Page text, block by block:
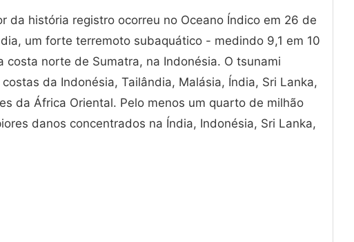
da história registro ocorreu no Oceano Índico em 26 de
um forte terremoto subaquático - medindo 9,1 em 10
costa norte de Sumatra, na Indonésia. O tsunami
da Indonésia, Tailândia, Malásia, Índia, Sri Lanka,
da África Oriental. Pelo menos um quarto de milhão
danos concentrados na Índia, Indonésia, Sri Lanka,